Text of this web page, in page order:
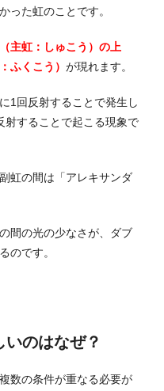
った虹のことです。
主虹：しゅこう）の上
ふくこう） が現れます。
1回反射することで発生し
射することで起こる現象で
虹の間は「アレキサンダ
間の光の少なさが、ダブ
のです。
のはなぜ？
数の条件が重なる必要が